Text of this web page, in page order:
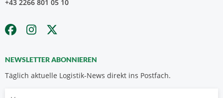
+43 2266 801 05 10
NEWSLETTER ABONNIEREN
Täglich aktuelle Logistik-News direkt ins Postfach.